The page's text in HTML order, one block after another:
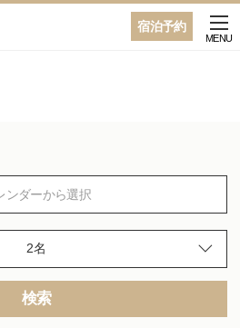
宿泊予約
MENU
ンダーから選択
検索